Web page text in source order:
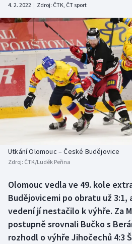
DALŠÍ SPORTY
Americký fotbal
Baseball a softbal
Basketbal
Biatlon
Boby a skeleton
Box
Curling
Dostihy
NEPŘEHLÉDNĚTE
Soutěže
Historické návraty
Aplikace ČT sport
AZ kvíz
4. 2. 2022 | Zdroj: ČTK, ČT sport
Utkání Olomouc – České Budějovice
Zdroj: ČTK/Luděk Peřina
Olomouc vedla ve 49. kole
Budějovicemi po obratu už 3:1,
vedení jí nestačilo k výhře. Za
postupně srovnali Bučko s
rozhodl o výhře Jihočechů 4:3